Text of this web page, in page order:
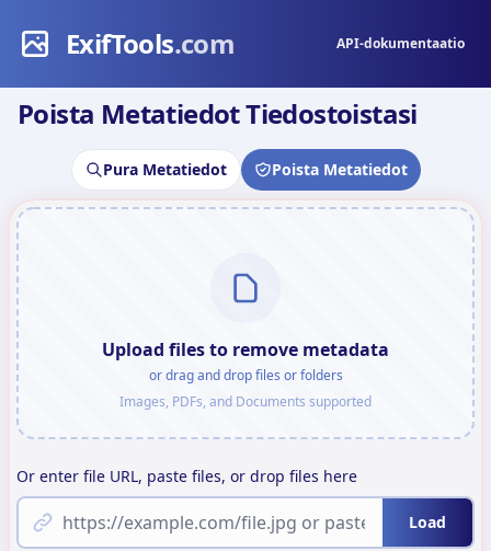
ExifTools.com API-dokumentaatio
Poista Metatiedot Tiedostoistasi
Pura Metatiedot Poista Metatiedot
Upload files to remove metadata
or drag and drop files or folders
Images, PDFs, and Documents supported
Or enter file URL, paste files, or drop files here
Load